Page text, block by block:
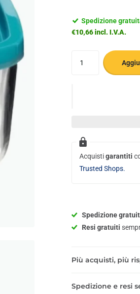
Spedizione
€10,66 incl. I.V.A.
Acquistigarantiti
Trusted Shops.
Spedizione
Resi gratuiti
Più acquisti, più
Spedizione e resi